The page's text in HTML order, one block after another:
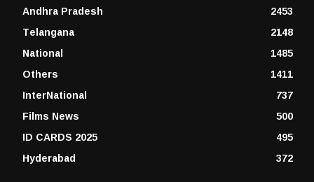
Andhra Pradesh
2453
Telangana
2148
National
1485
Others
1411
InterNational
737
Films News
500
ID CARDS 2025
495
Hyderabad
372